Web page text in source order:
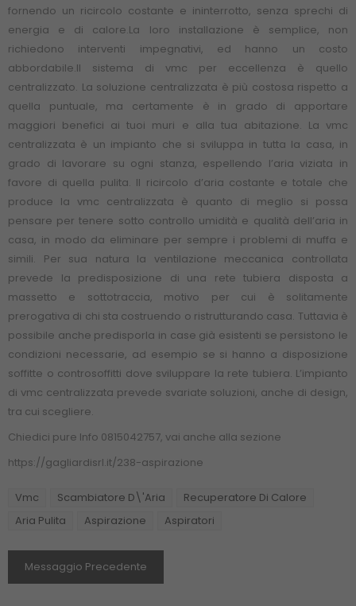
fornendo un ricircolo costante e ininterrotto, senza sprechi di
energia e di calore.La loro installazione è semplice, non
richiedono interventi impegnativi, ed hanno un costo
abbordabile.Il sistema di vmc per eccellenza è quello
centralizzato. La soluzione centralizzata è più costosa rispetto a
quella puntuale, ma certamente è in grado di apportare
maggiori benefici ai tuoi muri e alla tua abitazione. La vmc
centralizzata è un impianto che si sviluppa in tutta la casa, in
grado di lavorare su ogni stanza, espellendo l’aria viziata in
favore di quella pulita. Il ricircolo d’aria costante e totale che
produce la vmc centralizzata è quanto di meglio si possa
pensare per tenere sotto controllo umidità e qualità dell’aria in
casa, in modo da eliminare per sempre i problemi di muffa e
simili. Per sua natura la ventilazione meccanica controllata
prevede la predisposizione di una rete tubiera disposta a
massetto e sottotraccia, motivo per cui è solitamente
prerogativa di chi sta costruendo o ristrutturando casa. Tuttavia è
possibile anche predisporla in case già esistenti se persistono le
condizioni necessarie, ad esempio se si hanno a disposizione
soffitte o controsoffitti dove sviluppare la rete tubiera. L’impianto
di vmc centralizzata prevede svariate soluzioni, anche di design,
tra cui scegliere.
Chiedici pure Info 0815042757, vai anche alla sezione
https://gagliardisrl.it/238-aspirazione
Vmc Scambiatore D\'aria
Recuperatore Di Calore
Aria Pulita
Aspirazione Aspiratori
Messaggio Precedente